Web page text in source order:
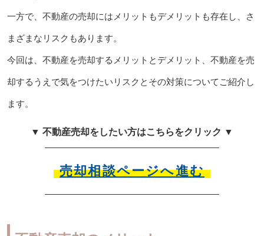
一方で、不動産の売却にはメリットもデメリットも存在し、さ
まざまなリスクもあります。
今回は、不動産を売却するメリットとデメリット、不動産を売
却するうえで気をつけたいリスクとその対策についてご紹介し
ます。
▼ 不動産売却をしたい方はこちらをクリック ▼
売却相談ページへ進む